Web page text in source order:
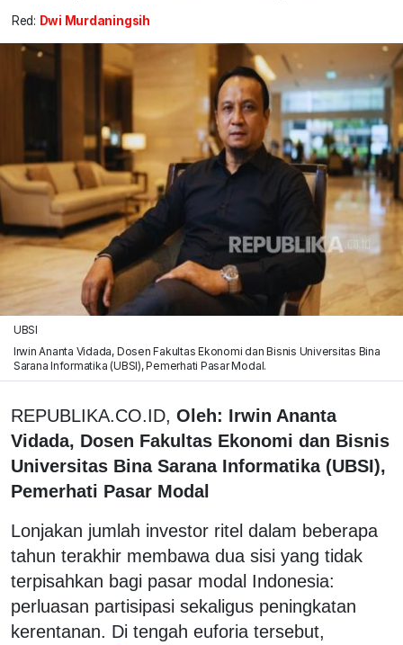
Red: Dwi Murdaningsih
UBSI
Irwin Ananta Vidada, Dosen Fakultas Ekonomi dan Bisnis Universitas Bina
Sarana Informatika (UBSI), Pemerhati Pasar Modal.
REPUBLIKA.CO.ID, Oleh: Irwin Ananta
Vidada, Dosen Fakultas Ekonomi dan Bisnis
Universitas Bina Sarana Informatika (UBSI),
Pemerhati Pasar Modal
Lonjakan jumlah investor ritel dalam beberapa
tahun terakhir membawa dua sisi yang tidak
terpisahkan bagi pasar modal Indonesia:
perluasan partisipasi sekaligus peningkatan
kerentanan. Di tengah euforia tersebut,